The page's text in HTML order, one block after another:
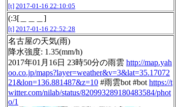
[t] 2017-01-16 22:10:05
(:3[＿＿＿]
[t] 2017-01-16 22:52:28
名古屋の天気(雨)
降水強度: 1.35(mm/h)
2017年01月16日 23時50分の雨雲 http://map.yah
oo.co.jp/maps?layer=weather&v=3&lat=35.17072
21&lon=136.881487&z=10 #雨雲bot #bothttps://t
witter.com/nilab/status/820993289180483584/phot
o/1